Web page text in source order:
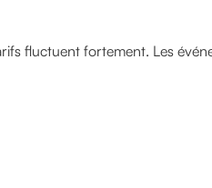
fluctuent fortement. Les